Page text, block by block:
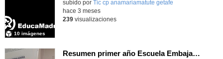
Contenido educativo.
subido por Tic cp anamariamatute getafe
10 imágenes
hace 3 meses
239visualizaciones
Resumen primer año Escuela Embajadora del Parlamento Europeo. Marzo 2026